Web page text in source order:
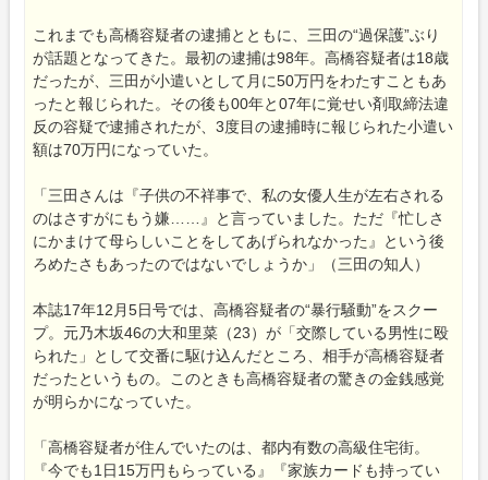
これまでも高橋容疑者の逮捕とともに、三田の“過保護”ぶり
が話題となってきた。最初の逮捕は98年。高橋容疑者は18歳
だったが、三田が小遣いとして月に50万円をわたすこともあ
ったと報じられた。その後も00年と07年に覚せい剤取締法違
反の容疑で逮捕されたが、3度目の逮捕時に報じられた小遣い
額は70万円になっていた。
「三田さんは『子供の不祥事で、私の女優人生が左右される
のはさすがにもう嫌……』と言っていました。ただ『忙しさ
にかまけて母らしいことをしてあげられなかった』という後
ろめたさもあったのではないでしょうか」（三田の知人）
本誌17年12月5日号では、高橋容疑者の“暴行騒動”をスクー
プ。元乃木坂46の大和里菜（23）が「交際している男性に殴
られた」として交番に駆け込んだところ、相手が高橋容疑者
だったというもの。このときも高橋容疑者の驚きの金銭感覚
が明らかになっていた。
「高橋容疑者が住んでいたのは、都内有数の高級住宅街。
『今でも1日15万円もらっている』『家族カードも持ってい